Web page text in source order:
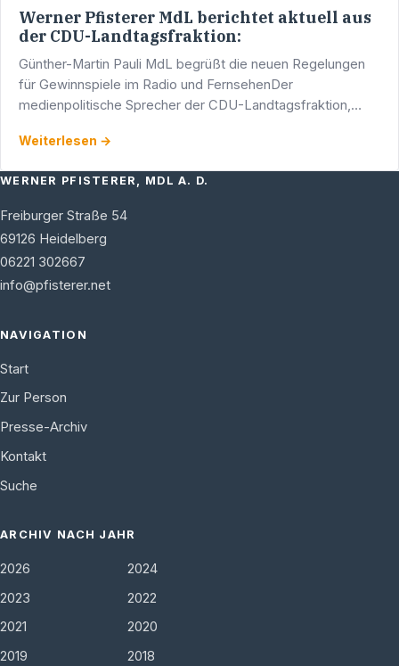
Werner Pfisterer MdL berichtet aktuell aus
der CDU-Landtagsfraktion:
Günther-Martin Pauli MdL begrüßt die neuen Regelungen
für Gewinnspiele im Radio und FernsehenDer
medienpolitische Sprecher der CDU-Landtagsfraktion,
Gewinnspiele in …
Weiterlesen →
WERNER PFISTERER, MDL A. D.
Freiburger Straße 54
69126 Heidelberg
06221 302667
info@pfisterer.net
NAVIGATION
Start
Zur Person
Presse-Archiv
Kontakt
Suche
ARCHIV NACH JAHR
2026
2024
2023
2022
2021
2020
2019
2018